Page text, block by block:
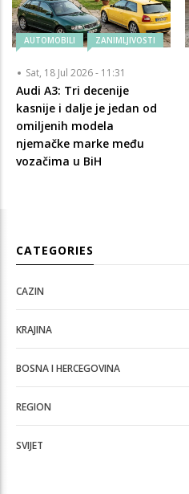
AUTOMOBILI ZANIMLJIVOSTI
Sat, 18 Jul 2026 - 11:31
Audi A3: Tri decenije
kasnije i dalje je jedan od
omiljenih modela
njemačke marke među
vozačima u BiH
CATEGORIES
CAZIN
KRAJINA
BOSNA I HERCEGOVINA
REGION
SVIJET